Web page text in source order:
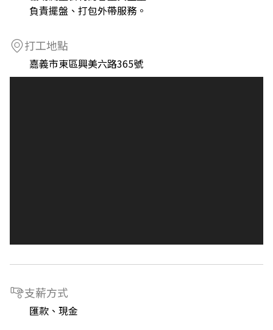
負責擺盤、打包外帶服務。
打工地點
嘉義市東區興美六路365號
支薪方式
匯款、現金